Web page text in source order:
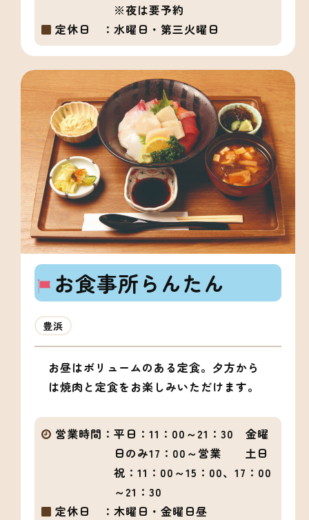
お食事所らんたん
豊浜
お昼はボリュームのある定食。夕方から
は焼肉と定食をお楽しみいただけます。
営業時間： 平日：11：00～21：30 金曜
日のみ17：00～営業 土日
祝：11：00～15：00、17：00
～21：30
定休日 ： 木曜日・金曜日昼
※夜は要予約
定休日 ： 水曜日・第三火曜日